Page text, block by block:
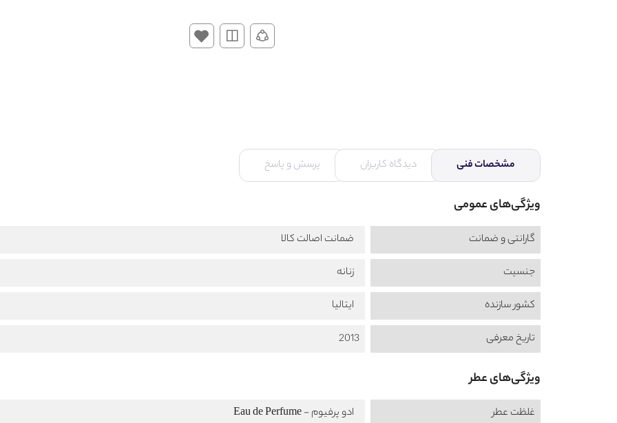
مشخصات فنی دیدگاه کاربران پرسش و پاسخ
ویژگی‌های عمومی
گارانتی و ضمانت
ضمانت اصالت کالا
جنسیت
زنانه
کشور سازنده
ایتالیا
تاریخ معرفی
2013
ویژگی‌های عطر
غلظت عطر ادو پرفیوم - Eau de Perfume